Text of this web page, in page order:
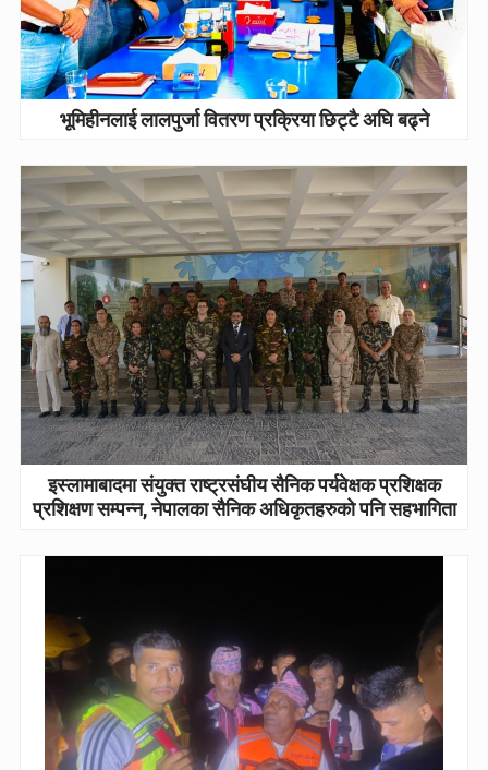
भूमिहीनलाई लालपुर्जा वितरण प्रक्रिया छिट्टै अघि बढ्ने
इस्लामाबादमा संयुक्त राष्ट्रसंघीय सैनिक पर्यवेक्षक प्रशिक्षक
प्रशिक्षण सम्पन्न, नेपालका सैनिक अधिकृतहरुको पनि सहभागिता